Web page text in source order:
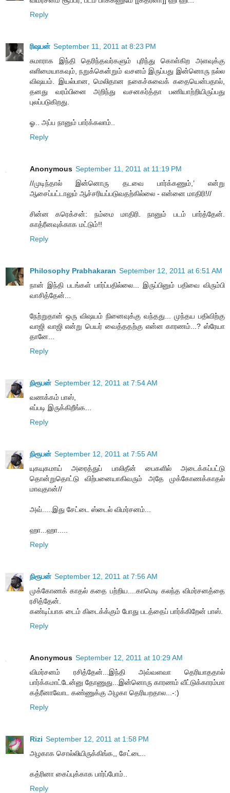
Reply
ரிஷபன் September 11, 2011 at 8:23 PM
சுமாராக இந்தி தெரிந்தவர்களும் புரிந்து கொள்கிற அளவுக்கு
எளிமையாகவும், நறுக்கென்றும் வசனம் இருப்பது இன்னொரு நல்ல
விஷயம். இயல்பான, மெலிதான நகைச்சுவைக் கதையென்பதால்,
தனது வரம்பினை அறிந்து வசனகர்த்தா பணியாற்றியிருப்பது
புலப்படுகிறது.
ஓ.. அப்ப நானும் பார்க்கலாம்..
Reply
Anonymous September 11, 2011 at 11:19 PM
//முடிந்தால் இன்னொரு தடவை பார்க்கணும்,’ என்று
ஆசைப்பட்டாலும் ஆச்சரியப்படுவதற்கில்லை - என்னை மாதிரி!//
சின்ன கரெக்சன்: நம்மை மாதிரி. நானும் படம் பார்த்தேன்.
காத்ரீனவுக்காக மட்டும்!!
Reply
Philosophy Prabhakaran September 12, 2011 at 6:51 AM
நான் இந்தி படங்கள் பார்ப்பதில்லை... இருப்பினும் பதிவை விரும்பி
வாசித்தேன்...
நேற்றுதான் ஒரு விஷயம் நினைவுக்கு வந்தது... முந்தய பதிவிற்கு
வாஜி வாஜி என்று பெயர் வைத்ததற்கு என்ன காரணம்...? ஸ்ரேயா
தானே...
Reply
நிரூபன் September 12, 2011 at 7:54 AM
வணக்கம் பாஸ்,
எப்படி இருக்கிறீங்க...
Reply
நிரூபன் September 12, 2011 at 7:55 AM
யுகயுகமாய் அரைத்துப் பாலிதீன் பைகளில் அடைக்கப்பட்டு
தொன்றுதொட்டு விற்பனையாகிவரும் அதே முக்கோணக்காதல்
மாவுதான்//
அவ்.....இது சேட்டை ஸ்டைல் விமர்சனம்...
ஹா...ஹா.....
Reply
நிரூபன் September 12, 2011 at 7:56 AM
முக்கோணக் காதல் கதை பற்றிய....காமெடி கலந்த விமர்சனத்தை
ரசித்தேன்.
கண்டிப்பாக டைம் கிடைக்க்கும் போது படத்தைப் பார்க்கிறேன் பாஸ்.
Reply
Anonymous September 12, 2011 at 10:29 AM
விமர்சனம் ரசித்தேன்...இந்தி அவ்வளவா தெரியாததால்
பார்க்கமாட்டேன்னு தோணுது...இன்னொரு காரணம் வீட்டுக்காரம்மா
கத்ரீனாவோட கண்ணுக்கு அழகா தெரியறதால...-:)
Reply
Rizi September 12, 2011 at 1:58 PM
அழகாக சொல்லியிருக்கிங்க,, சேட்டை..
கத்ரினா கைப்புக்காக பார்ப்போம்..
Reply